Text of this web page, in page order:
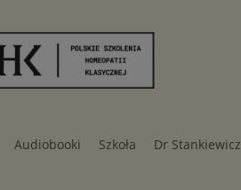
Audiobooki Szkoła Dr Stankiewicz